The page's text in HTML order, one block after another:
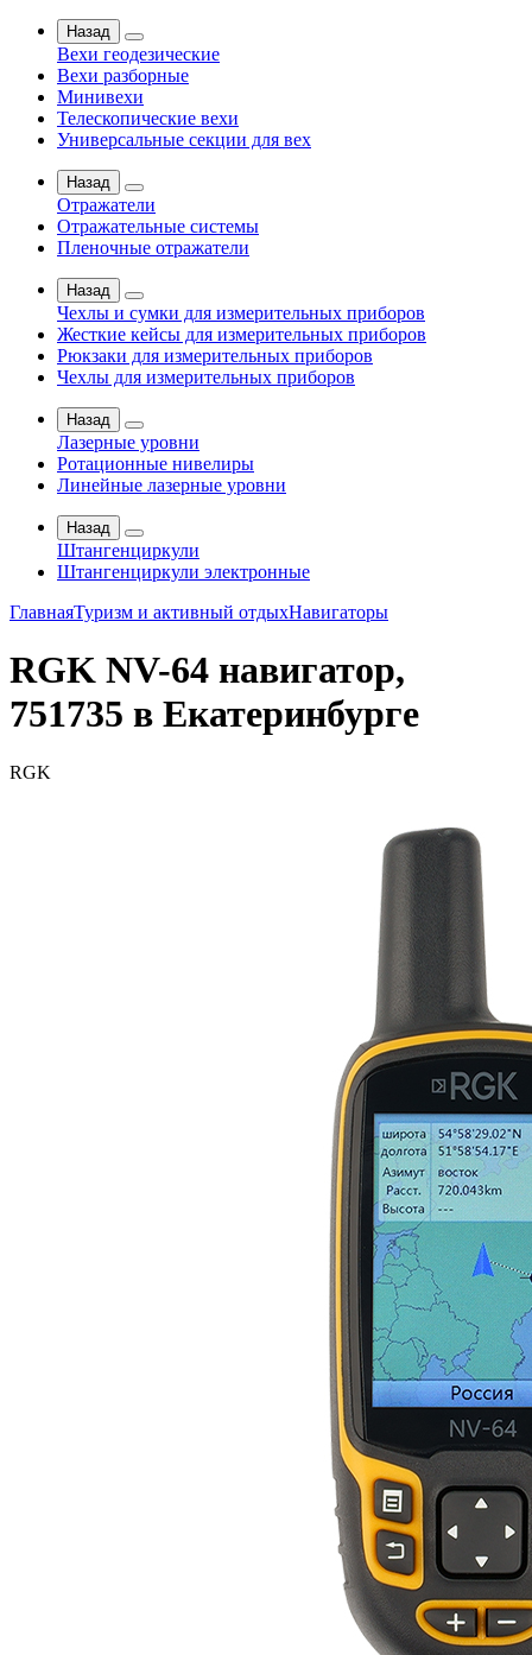
Назад
Вехи геодезические
Вехи разборные
Минивехи
Телескопические вехи
Универсальные секции для вех
Назад
Отражатели
Отражательные системы
Пленочные отражатели
Назад
Чехлы и сумки для измерительных приборов
Жесткие кейсы для измерительных приборов
Рюкзаки для измерительных приборов
Чехлы для измерительных приборов
Назад
Лазерные уровни
Ротационные нивелиры
Линейные лазерные уровни
Назад
Штангенциркули
Штангенциркули электронные
ГлавнаяТуризм и активный отдыхНавигаторы
RGK NV-64 навигатор,
751735 в Екатеринбурге
RGK